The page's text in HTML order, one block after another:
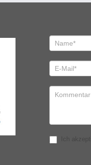
Schreiben
Sie
uns